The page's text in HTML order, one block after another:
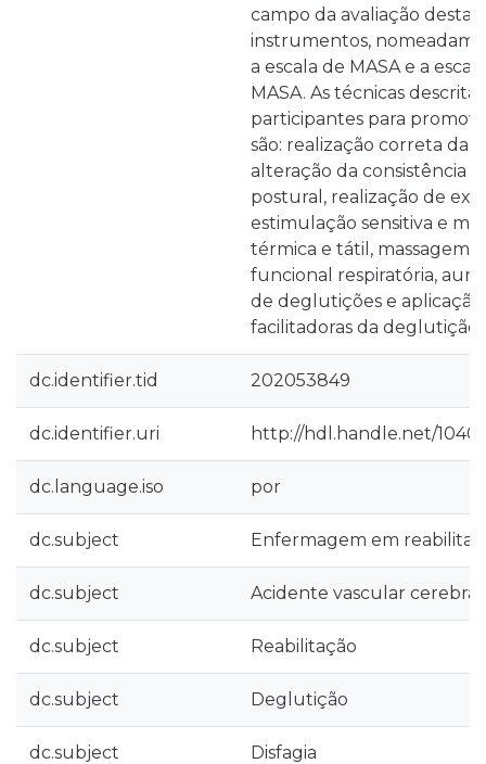
campo da avaliação
instrumentos,
a escala de MASA e a
MASA. As técnicas
participantes para
são: realização correta da
alteração da consistência
postural, realização de
estimulação sensitiva e
térmica e tátil, massagem,
funcional respiratória,
de deglutições e
facilitadoras da deglutição.
dc.identifier.tid 202053849
dc.identifier.uri http://hdl.handle.net/
dc.language.iso por
dc.subject Enfermagem em
dc.subject Acidente vascular cerebral
dc.subject Reabilitação
dc.subject Deglutição
dc.subject Disfagia